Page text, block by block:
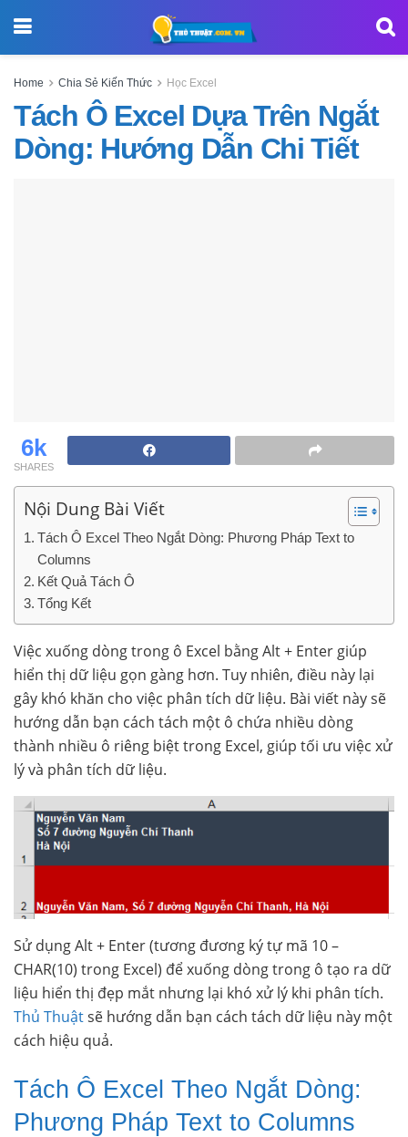
Home Chia Sẻ Kiến Thức Học Excel
Tách Ô Excel Dựa Trên Ngắt
Dòng: Hướng Dẫn Chi Tiết
6k
SHARES
Nội Dung Bài Viết
Tách Ô Excel Theo Ngắt Dòng: Phương Pháp Text to
Columns
Kết Quả Tách Ô
Tổng Kết
Việc xuống dòng trong ô Excel bằng Alt + Enter giúp
hiển thị dữ liệu gọn gàng hơn. Tuy nhiên, điều này lại
gây khó khăn cho việc phân tích dữ liệu. Bài viết này sẽ
hướng dẫn bạn cách tách một ô chứa nhiều dòng
thành nhiều ô riêng biệt trong Excel, giúp tối ưu việc xử
lý và phân tích dữ liệu.
Sử dụng Alt + Enter (tương đương ký tự mã 10 –
CHAR(10) trong Excel) để xuống dòng trong ô tạo ra dữ
liệu hiển thị đẹp mắt nhưng lại khó xử lý khi phân tích.
Thủ Thuậtsẽ hướng dẫn bạn cách tách dữ liệu này một
cách hiệu quả.
Tách Ô Excel Theo Ngắt Dòng:
Phương Pháp Text to Columns